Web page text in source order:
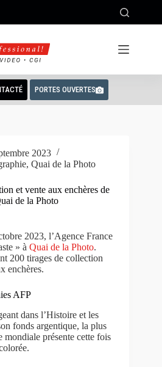
PORTES OUVERTES
2023
, Quai de la Photo
et vente aux enchères de
de la Photo
2023, l’Agence France
» à Quai de la Photo.
200 tirages de collection
enchères.
AFP
dans l’Histoire et les
fonds argentique, la plus
mondiale présente cette fois